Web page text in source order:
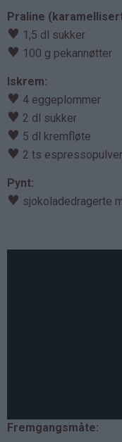
Praline
♥ 1,5 dl sukker
♥ 100 g pekannøtter
Iskrem:
♥ 4 eggeplommer
♥ 2 dl sukker
♥ 5 dl kremfløte
♥ 2 ts
Pynt:
♥ sjokoladedragerte
Fremgangsmåte: